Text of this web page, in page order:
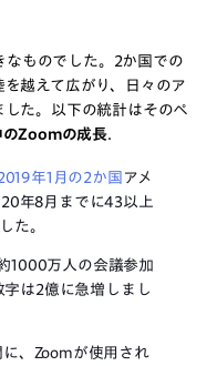
ものでした。2か国での
越えて広がり、日々のア
た。以下の統計はそのペ
のZoomの成長.
年1月の2か国 アメ
年8月までに43以上
た。
1000万人の会議参加
字は2億に急増しまし
に、Zoomが使用され